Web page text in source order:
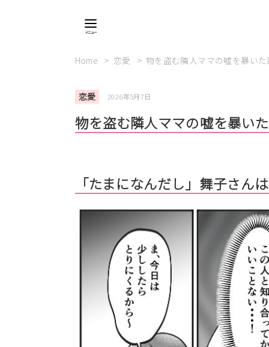
Home 恋愛 物を盗む隣人ママの嘘を暴いた
恋愛 2026年5月7日
物を盗む隣人ママの嘘を暴い
「たまになんだし」舞子さん